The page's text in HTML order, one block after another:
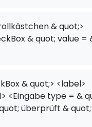
& quot;>
& quot; value =
& quot;> <label>
<Eingabe type = &
überprüft &